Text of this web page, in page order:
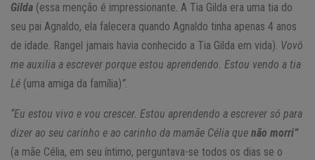
Gilda (essa menção é impressionante. A Tia Gilda era uma tia do
seu pai Agnaldo, ela falecera quando Agnaldo tinha apenas 4 anos
de idade. Rangel jamais havia conhecido a Tia Gilda em vida). Vovô
me auxilia a escrever porque estou aprendendo. Estou vendo a tia
Lé (uma amiga da família)”.
“Eu estou vivo e vou crescer. Estou aprendendo a escrever só para
dizer ao seu carinho e ao carinho da mamãe Célia que não morri”
(a mãe Célia, em seu íntimo, perguntava-se todos os dias se o